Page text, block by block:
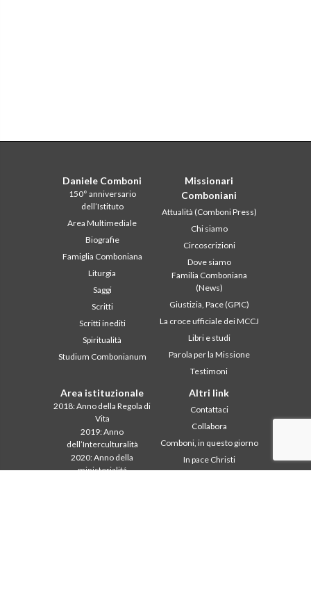
Daniele Comboni
150° anniversario
dell’Istituto
Area Multimediale
Biografie
Famiglia Comboniana
Liturgia
Saggi
Scritti
Scritti inediti
Spiritualità
Studium Combonianum
Missionari
Comboniani
Attualità (Comboni Press)
Chi siamo
Circoscrizioni
Dove siamo
Familia Comboniana
(News)
Giustizia, Pace (GPIC)
La croce ufficiale dei MCCJ
Libri e studi
Parola per la Missione
Testimoni
Area istituzionale
2018: Anno della Regola di
Vita
2019: Anno
dell’Interculturalità
2020: Anno della
ministerialitá
Altri link
Contattaci
Collabora
Comboni, in questo giorno
In pace Christi